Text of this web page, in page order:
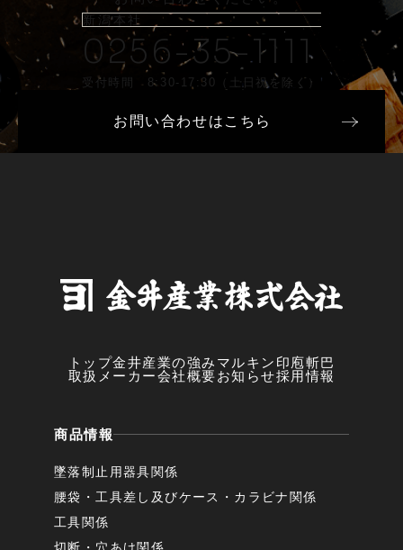
新潟本社
0256-35-1111
受付時間 8:30-17:30（土日祝を除く）
お問い合わせはこちら
トップ金井産業の強み マルキン印 庖斬巴
取扱メーカー会社概要お知らせ採用情報
商品情報
墜落制止用器具関係
腰袋・工具差し及びケース・カラビナ関係
工具関係